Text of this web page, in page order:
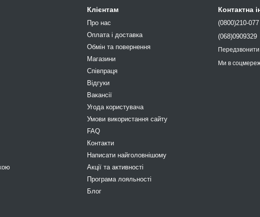
Клієнтам
Про нас
Оплата і доставка
Обмін та повернення
Магазини
Співпраця
Відгуки
Вакансії
Угода користувача
Умови використання сайту
FAQ
Контакти
Написати найголовнішому
Акції та активності
Програма лояльності
Блог
Контактна
(0800)210-077
(068)0909329
Ми в